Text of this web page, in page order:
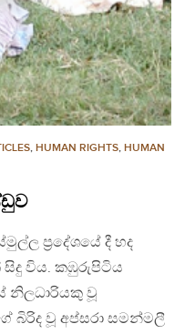
, HUMAN RIGHTS, HUMAN
ප්‍රදේශයේ දී හද
විය. කඹුරුපිටිය
නිලධාරියකු වූ
බිරිද වූ අප්සරා සමන්මලී